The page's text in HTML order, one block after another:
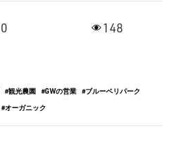
0 148
観光農園 GWの営業
ブルーベリパーク
オーガニック